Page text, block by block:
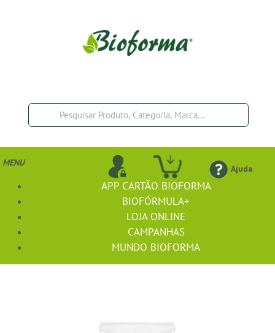
Ajuda
MENU
APP CARTÃO BIOFORMA
BIOFÓRMULA+
LOJA ONLINE
CAMPANHAS
MUNDO BIOFORMA